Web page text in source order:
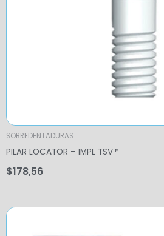
SOBREDENTADURAS
PILAR LOCATOR – IMPL TSV™
$178,56